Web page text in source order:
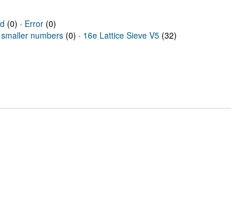
(0) · Error(0)
numbers (0) · 16e Lattice Sieve V5 (32)